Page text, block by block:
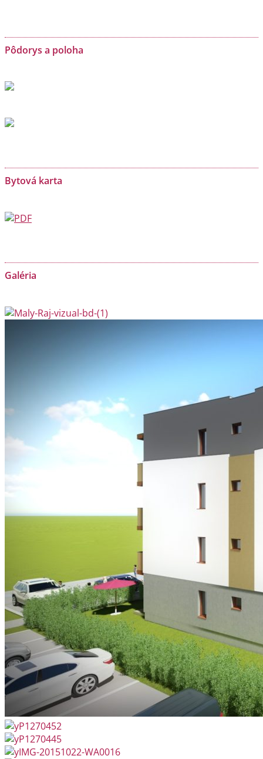
Pôdorys a poloha
Bytová karta
Galéria